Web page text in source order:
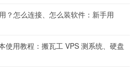
？怎么连接、怎么装软件：新手用
使用教程：搬瓦工 VPS 测系统、硬盘